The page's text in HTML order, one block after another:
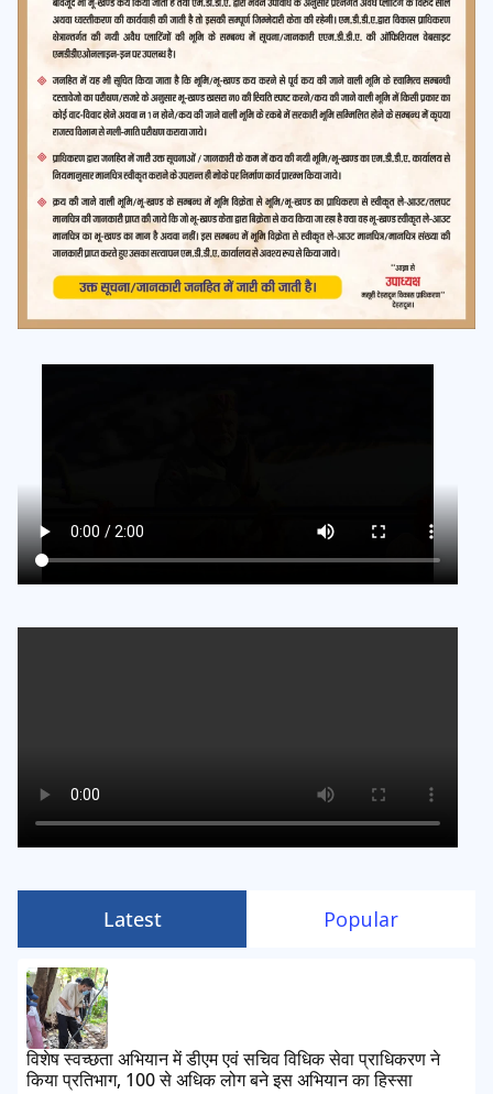
Latest Popular
विशेष स्वच्छता अभियान में डीएम एवं सचिव विधिक सेवा प्राधिकरण ने
किया प्रतिभाग, 100 से अधिक लोग बने इस अभियान का हिस्सा